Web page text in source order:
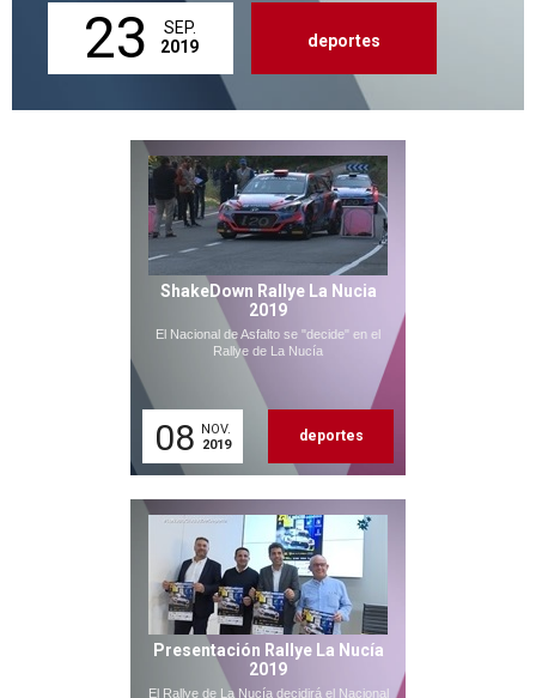
23
SEP.
2019
deportes
ShakeDown Rallye La Nucia
2019
El Nacional de Asfalto se "decide" en el
Rallye de La Nucía
08 NOV.
2019
deportes
Presentación Rallye La Nucía
2019
El Rallye de La Nucía decidirá el Nacional